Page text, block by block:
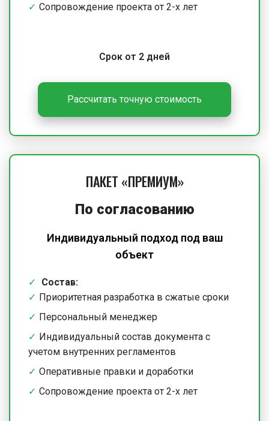
Сопровождение проекта от 2-х лет
Срок от 2 дней
Рассчитать точную стоимость
ПАКЕТ «ПРЕМИУМ»
По согласованию
Индивидуальный подход под ваш
объект
Состав:
Приоритетная разработка в сжатые сроки
Персональный менеджер
Индивидуальный состав документа с
учетом внутренних регламентов
Оперативные правки и доработки
Сопровождение проекта от 2-х лет